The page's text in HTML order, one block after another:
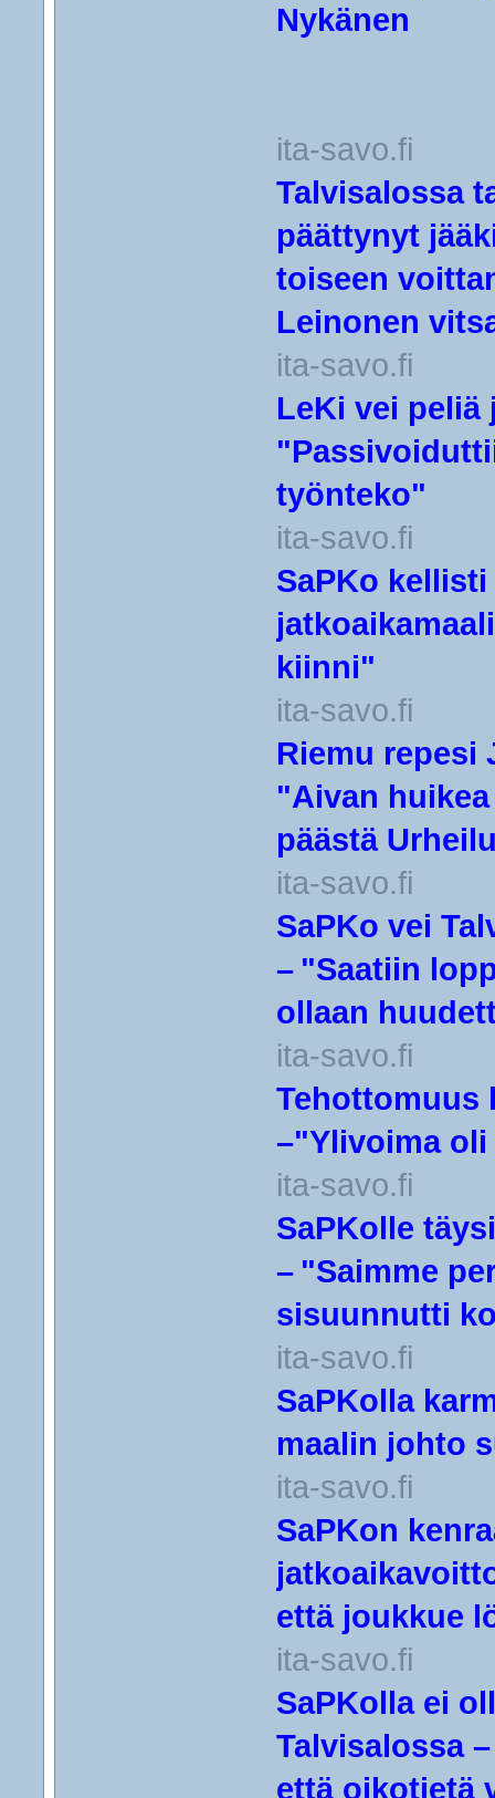
Nykänen
ita-savo.fi
Talvisalossa
päättynyt
toiseen
Leinonen
ita-savo.fi
LeKi vei peliä
työnteko"
ita-savo.fi
SaPKo
kiinni"
ita-savo.fi
Riemu repesi
"Aivan
päästä
ita-savo.fi
SaPKo vei
– "Saatiin
ollaan
ita-savo.fi
Tehottomuus
–"Ylivoima
ita-savo.fi
SaPKolle
– "Saimme
sisuunnutti
ita-savo.fi
SaPKolla
maalin johto
ita-savo.fi
SaPKon
että joukkue
ita-savo.fi
SaPKolla ei
Talvisalossa
että oikotietä